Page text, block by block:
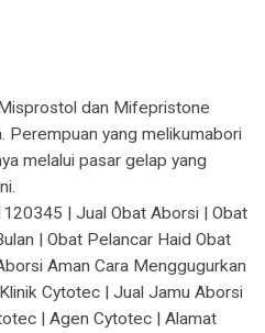
dan Mifepristone
Perempuan yang melikumabori
melalui pasar gelap yang
| Jual Obat Aborsi | Obat
| Obat Pelancar Haid Obat
Aman Cara Menggugurkan
Cytotec | Jual Jamu Aborsi
| Agen Cytotec | Alamat